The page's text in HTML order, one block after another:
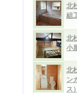
北
組
北
小
北
ン
ス）